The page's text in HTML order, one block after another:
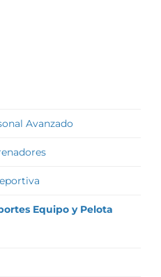
Avanzado
Equipo y Pelota